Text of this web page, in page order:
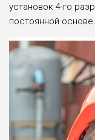
установок 4-го
постоянной основе.